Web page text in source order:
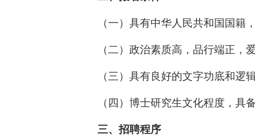
（一）具有中华人民共和国国籍
（二）政治素质高，品行端正，
（三）具有良好的文字功底和逻
（四）博士研究生文化程度，具
三、招聘程序